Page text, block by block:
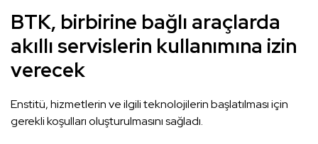
BTK, birbirine bağlı araçlarda
akıllı servislerin kullanımına izin
verecek
Enstitü, hizmetlerin ve ilgili teknolojilerin başlatılması için
gerekli koşulları oluşturulmasını sağladı.